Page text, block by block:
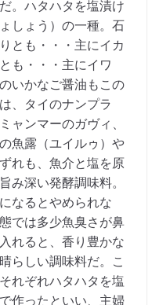
。ハタハタを塩漬け
しょう）の一種。石
とも・・・主にイカ
も・・・主にイワ
いかなご醤油もこの
、タイのナンプラ
ャンマーのガヴィ、
魚露（ユイルゥ）や
れも、魚介と塩を原
み深い発酵調味料。
なるとやめられな
では多少魚臭さが鼻
れると、香り豊かな
らしい調味料だ。こ
れぞれハタハタを塩
作ったといい、主婦